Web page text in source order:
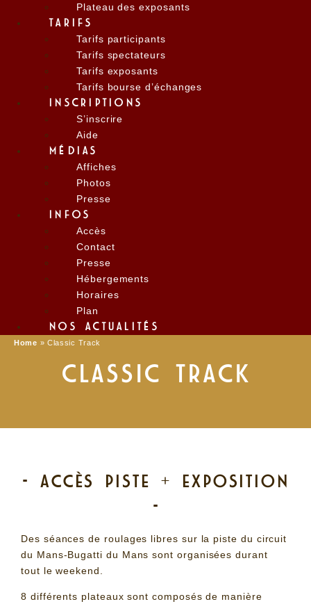
Plateau des exposants
TARIFS
Tarifs participants
Tarifs spectateurs
Tarifs exposants
Tarifs bourse d’échanges
INSCRIPTIONS
S’inscrire
Aide
MÉDIAS
Affiches
Photos
Presse
INFOS
Accès
Contact
Presse
Hébergements
Horaires
Plan
NOS ACTUALITÉS
Home » Classic Track
CLASSIC TRACK
- ACCÈS PISTE + EXPOSITION
-
Des séances de roulages libres sur la piste du circuit
du Mans-Bugatti du Mans sont organisées durant
tout le weekend.
8 différents plateaux sont composés de manière